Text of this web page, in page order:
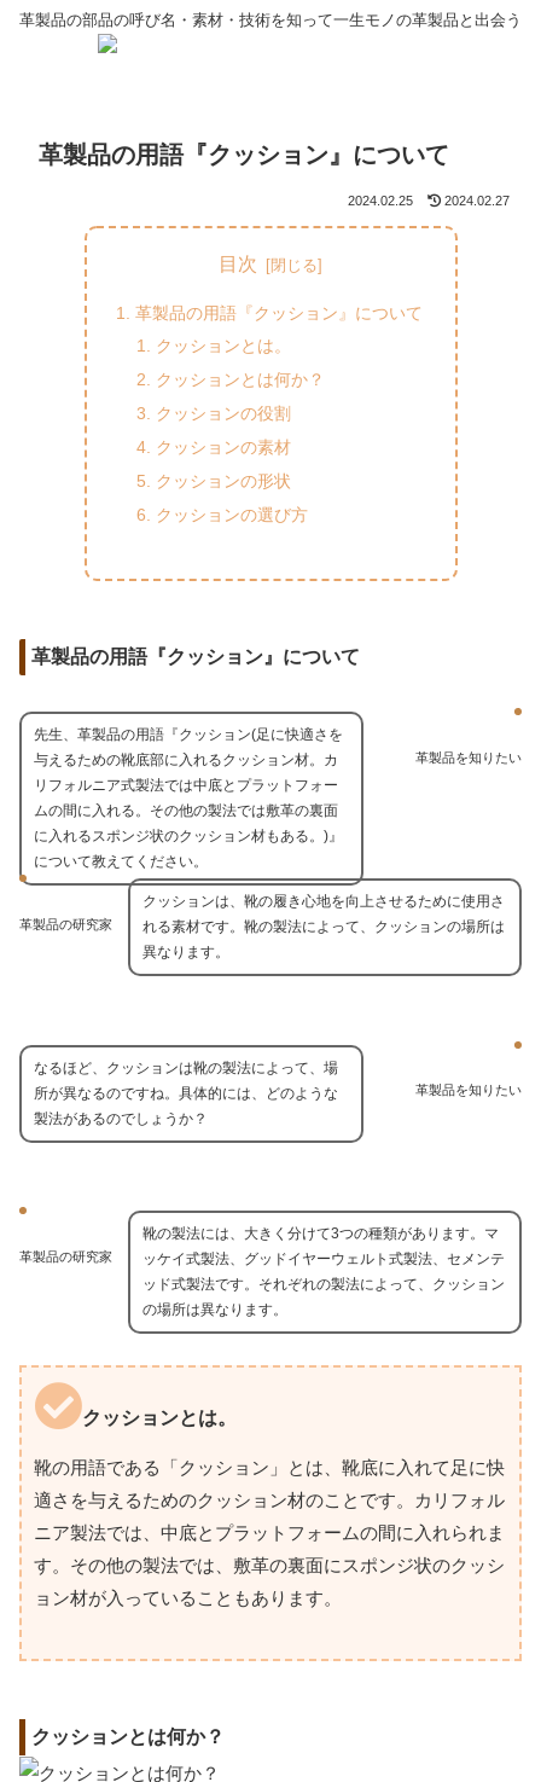
革製品の部品の呼び名・素材・技術を知って一生モノの革製品と出会う
革製品の用語『クッション』について
2024.02.25 2024.02.27
目次
革製品の用語『クッション』について
クッションとは。
クッションとは何か？
クッションの役割
クッションの素材
クッションの形状
クッションの選び方
革製品の用語『クッション』について
革製品を知りたい
先生、革製品の用語『クッション(足に快適さを
与えるための靴底部に入れるクッション材。カ
リフォルニア式製法では中底とプラットフォー
ムの間に入れる。その他の製法では敷革の裏面
に入れるスポンジ状のクッション材もある。)』
について教えてください。
革製品の研究家
クッションは、靴の履き心地を向上させるために使用さ
れる素材です。靴の製法によって、クッションの場所は
異なります。
革製品を知りたい
なるほど、クッションは靴の製法によって、場
所が異なるのですね。具体的には、どのような
製法があるのでしょうか？
革製品の研究家
靴の製法には、大きく分けて3つの種類があります。マ
ッケイ式製法、グッドイヤーウェルト式製法、セメンテ
ッド式製法です。それぞれの製法によって、クッション
の場所は異なります。
クッションとは。
靴の用語である「クッション」とは、靴底に入れて足に快
適さを与えるためのクッション材のことです。カリフォル
ニア製法では、中底とプラットフォームの間に入れられま
す。その他の製法では、敷革の裏面にスポンジ状のクッシ
ョン材が入っていることもあります。
クッションとは何か？